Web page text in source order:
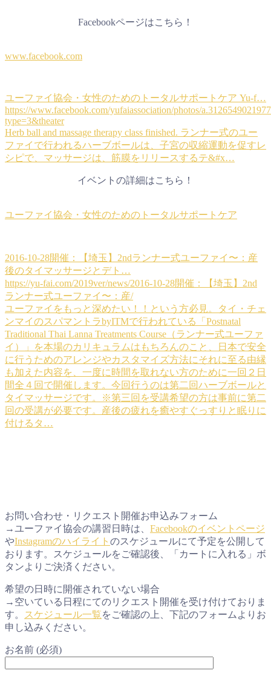
Facebookページはこちら！
www.facebook.com
ユーファイ協会・女性のためのトータルサポートケア Yu-f…
https://www.facebook.com/yufaiassociation/photos/
type=3&theater
Herb ball and massage therapy class finished. ランナー式のユー
ファイで行われるハーブボールは、子宮の収縮運動を促すレ
シピで、マッサージは、筋膜をリリースするテ&#x…
イベントの詳細はこちら！
ユーファイ協会・女性のためのトータルサポートケア
2016-10-28開催：【埼玉】2ndランナー式ユーファイ〜：産
後のタイマッサージとデト…
https://yu-fai.com/2019ver/news/2016-10-28開催：【埼玉】2nd
ランナー式ユーファイ〜：産/
ユーファイをもっと深めたい！！という方必見。タイ・チェ
ンマイのスパマントラbyITMで行われている「Postnatal
Traditional Thai Lanna Treatments Course（ランナー式ユーファ
イ）」を本場のカリキュラムはもちろんのこと、日本で安全
に行うためのアレンジやカスタマイズ方法にそれに至る由縁
も加えた内容を、一度に時間を取れない方のために一回２日
間全４回で開催します。今回行うのは第二回ハーブボールと
タイマッサージです。※第三回を受講希望の方は事前に第二
回の受講が必要です。産後の疲れを癒やすぐっすりと眠りに
付けるタ…
お問い合わせ・リクエスト開催お申込みフォーム
→ユーファイ協会の講習日時は、 Facebookのイベントページ
やInstagramのハイライト のスケジュールにて予定を公開して
おります。スケジュールをご確認後、「カートに入れる」ボ
タンよりご決済ください。
希望の日時に開催されていない場合
→空いている日程にてのリクエスト開催を受け付けておりま
す。 スケジュール一覧をご確認の上、下記のフォームよりお
申し込みください。
お名前 (必須)